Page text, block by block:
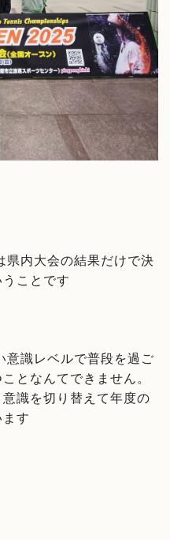
県内大会の結果だけで決
ことです
意識レベルで普段を過ご
となんてできません。
識を切り替えて年度の
す